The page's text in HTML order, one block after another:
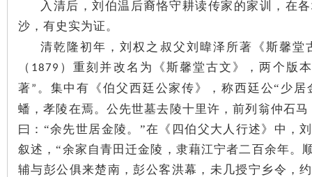
入清后，刘伯温后裔恪守耕读传家的家训，在
沙，有史实为证。
清乾隆初年，刘权之叔父刘暐泽所著《斯馨
（ 1879 ）重刻并改名为《斯馨堂古文》，两个版
著” 。集中有《伯父西廷公家传》，称西廷公“少居
蟠，孝陵在焉。公先世墓去陵十里许，前列翁仲石
曰：“余先世居金陵。”在《四伯父大人行述》中，
叙述，“余家自青田迁金陵，隶藉江宁者二百余年。
辅与彭公俱来楚南，彭公客洪幕，未几授宁乡令，